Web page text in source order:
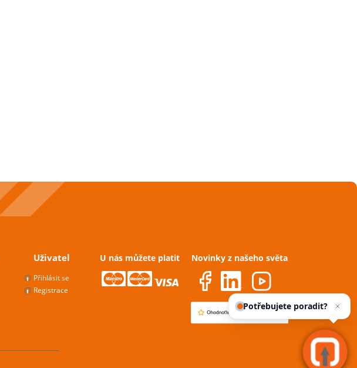
Uživatel
Přihlásit se
Registrace
U nás můžete platit Novinky z našeho světa
Potřebujete poradit?Zeptejte